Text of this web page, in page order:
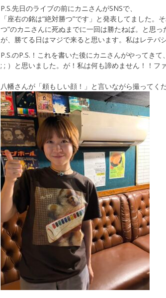
P.S.先日のライブの前にカニさんがSNSで、
「座右の銘は“絶対勝つ”です」と発表してました
つ”のカニさんに死ぬまでに一回は勝たねば。と思
が、勝てる日はマジで来ると思います。私はレテパ
P.S.のP.S.！これを書いた後にカニさんがやってき
; ; ）と思いました。が！私は何も諦めません！！フ
八幡さんが「頼もしい顔！」と言いながら撮ってく